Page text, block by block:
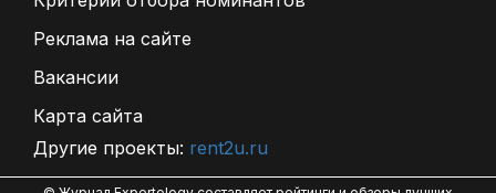
Реклама на сайте
Вакансии
Карта сайта
Другие проекты: rent2u.ru